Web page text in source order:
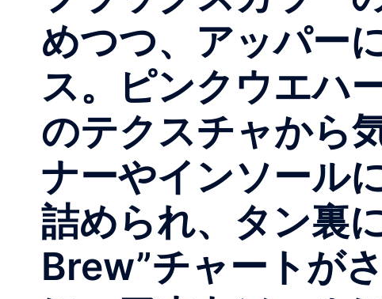
めつつ、アッパー
ス。ピンクウエハ
のテクスチャから
ナーやインソール
詰められ、タン裏
Brew”チャートが